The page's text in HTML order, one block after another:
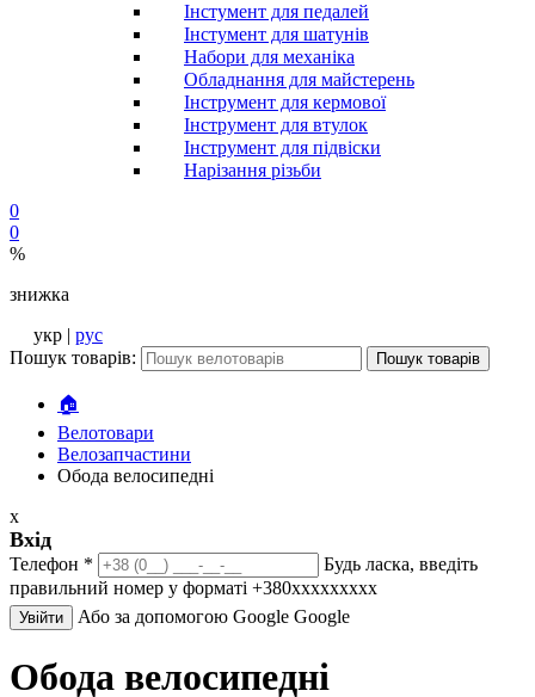
Інстумент для педалей
Інстумент для шатунів
Набори для механіка
Обладнання для майстерень
Інструмент для кермової
Інструмент для втулок
Інструмент для підвіски
Нарізання різьби
0
0
%
знижка
укр | рус
Пошук товарів:
Пошук товарів
🏠
Велотовари
Велозапчастини
Обода велосипедні
x
Вхід
Телефон *
Будь ласка, введіть
правильний номер у форматі +380ххххххххх
Увійти Або за допомогою Google Google
Обода велосипедні